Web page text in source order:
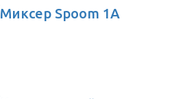
Миксер Spoom 1A